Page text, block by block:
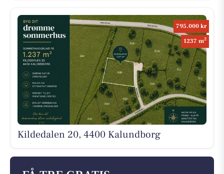
795.000 kr
1237 m2
Kildedalen 20, 4400 Kalundborg